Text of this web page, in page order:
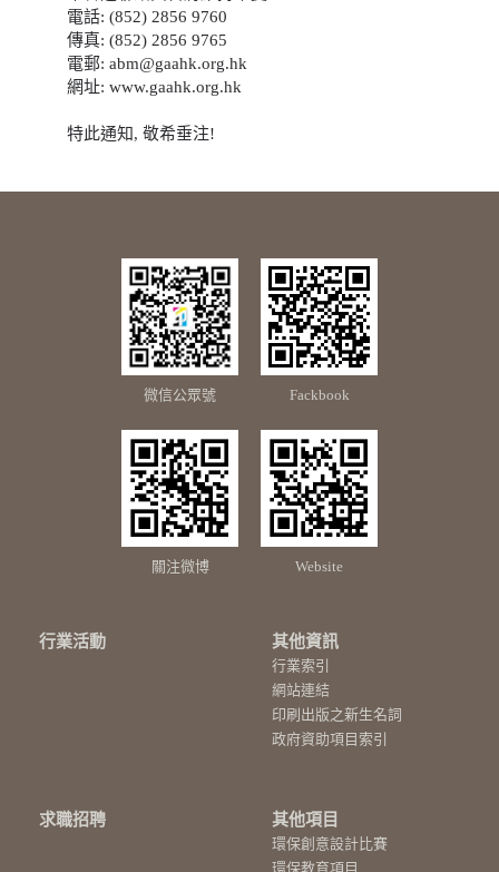
電話: (852) 2856 9760
傳真: (852) 2856 9765
電郵: abm@gaahk.org.hk
網址: www.gaahk.org.hk
特此通知, 敬希垂注!
微信公眾號 Fackbook
關注微博 Website
行業活動 其他資訊
行業索引
網站連結
印刷出版之新生名詞
政府資助項目索引
求職招聘 其他項目
環保創意設計比賽
環保教育項目